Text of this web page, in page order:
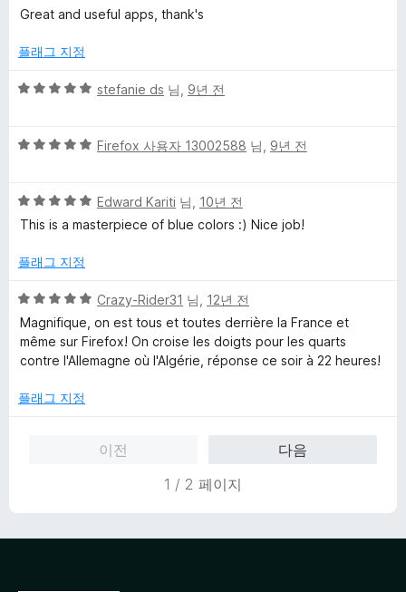
에
점
점
점
5
Great and useful apps, thank's
플래그 지정
5
점
점
stefanie ds 님, 9년 전
5
점
에
점
Firefox 사용자 13002588 님, 9년 전
5
점
점
5
점
Edward Kariti 님, 10년 전
This is a masterpiece of blue colors :) Nice job!
플래그 지정
5
점
만
점
5
Crazy-Rider31 님, 12년 전
Magnifique, on est tous et toutes derrière la France et
même sur Firefox! On croise les doigts pour les quarts
contre l'Allemagne où l'Algérie, réponse ce soir à 22 heures!
플래그 지정
이전
다음
1 / 2 페이지